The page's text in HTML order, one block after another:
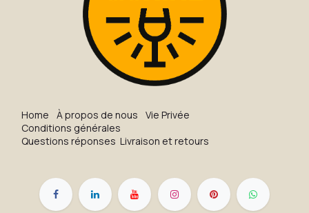
H​o​me À propos de nous
Vie Privée
Conditions générales
Questions réponses Livraison et retours